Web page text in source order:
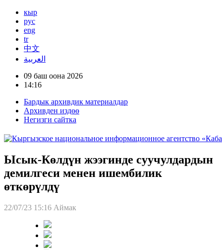
кыр
рус
eng
tr
中文
العربية
09 баш оона 2026
14:16
Бардык архивдик материалдар
Архивден издөө
Негизги сайтка
Ысык-Көлдүн жээгинде суучулдардын
демилгеси менен ишембилик
өткөрүлдү
22/07/23 15:16 Аймак